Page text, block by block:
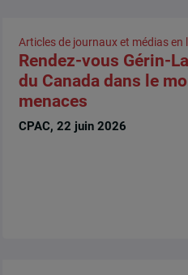
Articles de journaux et médias en
Rendez-vous Gérin-
du Canada dans le
menaces
CPAC, 22 juin 2026